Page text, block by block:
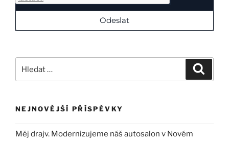
Odeslat
NEJNOVĚJŠÍ PŘÍSPĚVKY
Měj drajv. Modernizujeme náš autosalon v Novém